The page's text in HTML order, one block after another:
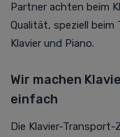
Partner achten beim
Qualität, speziell
Klavier und Piano.
Wir machen
einfach
Die Klavier-